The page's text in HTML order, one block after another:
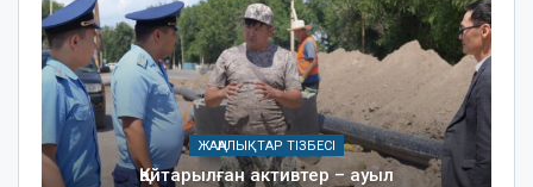
ЖАҢАЛЫҚТАР ТІЗБЕСІ
Қайтарылған активтер – ауыл